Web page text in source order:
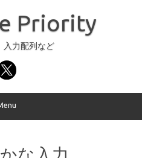
Priority
入力配列など
な入力